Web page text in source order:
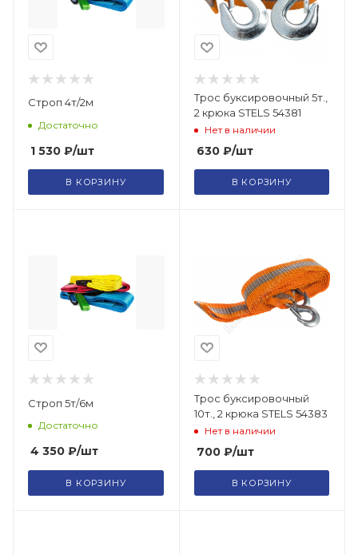
Строп 4т/2м
Достаточно
1 530 ₽/шт
В КОРЗИНУ
Трос буксировочный 5т.,
2 крюка STELS 54381
Нет в наличии
630₽/шт
В КОРЗИНУ
Строп 5т/6м
Достаточно
4 350 ₽/шт
В КОРЗИНУ
Трос буксировочный
10т., 2 крюка STELS 54383
Нет в наличии
700₽/шт
В КОРЗИНУ